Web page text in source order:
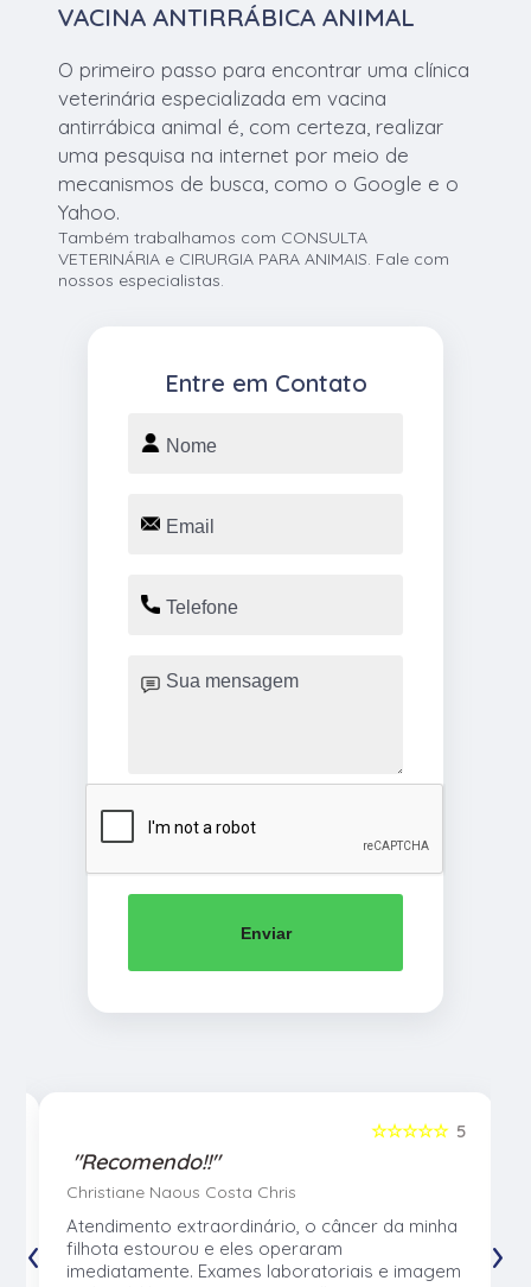
VACINA ANTIRRÁBICA ANIMAL
O primeiro passo para encontrar uma clínica
veterinária especializada em vacina
antirrábica animal é, com certeza, realizar
uma pesquisa na internet por meio de
mecanismos de busca, como o Google e o
Yahoo.
Também trabalhamos com CONSULTA
VETERINÁRIA e CIRURGIA PARA ANIMAIS. Fale com
nossos especialistas.
Entre em Contato
Enviar
5
☆☆☆☆☆
"Recomendo!!"
Christiane Naous Costa Chris
Atendimento extraordinário, o câncer da minha
filhota estourou e eles operaram
imediatamente. Exames laboratoriais e imagem
‹ ›